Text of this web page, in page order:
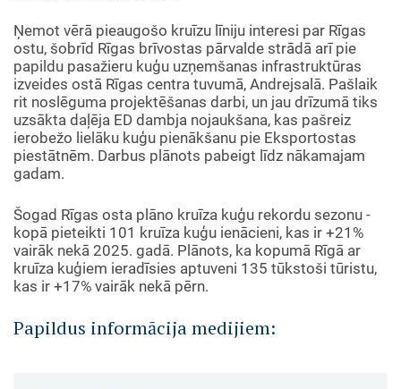
Ņemot vērā pieaugošo kruīzu līniju interesi par Rīgas
ostu, šobrīd Rīgas brīvostas pārvalde strādā arī pie
papildu pasažieru kuģu uzņemšanas infrastruktūras
izveides ostā Rīgas centra tuvumā, Andrejsalā. Pašlaik
rit noslēguma projektēšanas darbi, un jau drīzumā tiks
uzsākta daļēja ED dambja nojaukšana, kas pašreiz
ierobežo lielāku kuģu pienākšanu pie Eksportostas
piestātnēm. Darbus plānots pabeigt līdz nākamajam
gadam.
Šogad Rīgas osta plāno kruīza kuģu rekordu sezonu -
kopā pieteikti 101 kruīza kuģu ienācieni, kas ir +21%
vairāk nekā 2025. gadā. Plānots, ka kopumā Rīgā ar
kruīza kuģiem ieradīsies aptuveni 135 tūkstoši tūristu,
kas ir +17% vairāk nekā pērn.
Papildus informācija medijiem: